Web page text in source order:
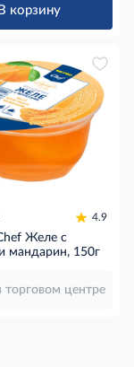
корзину
4.9
Желе с
мандарин, 150г
торговом центре